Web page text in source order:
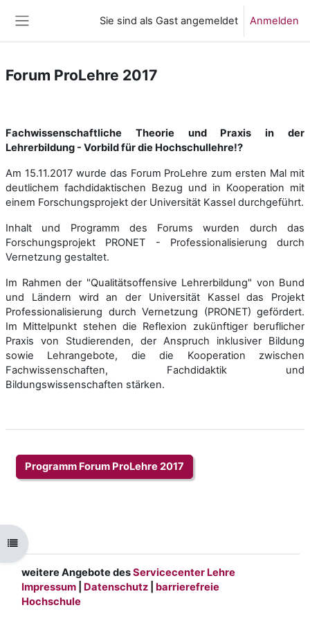
Sie sind als Gast angemeldet Anmelden
Kursindex öffnen
Forum ProLehre 2017
Fachwissenschaftliche Theorie und Praxis in der
Lehrerbildung - Vorbild für die Hochschullehre!?
Am 15.11.2017 wurde das Forum ProLehre zum ersten Mal mit
deutlichem fachdidaktischen Bezug und in Kooperation mit
einem Forschungsprojekt der Universität Kassel durchgeführt.
Inhalt und Programm des Forums wurden durch das
Forschungsprojekt PRONET - Professionalisierung durch
Vernetzung gestaltet.
Im Rahmen der "Qualitätsoffensive Lehrerbildung" von Bund
und Ländern wird an der Universität Kassel das Projekt
Professionalisierung durch Vernetzung (PRONET) gefördert.
Im Mittelpunkt stehen die Reflexion zukünftiger beruflicher
Praxis von Studierenden, der Anspruch inklusiver Bildung
sowie Lehrangebote, die die Kooperation zwischen
Fachwissenschaften, Fachdidaktik und
Bildungswissenschaften stärken.
Programm Forum ProLehre 2017
weitere Angebote desServicecenter Lehre
Impressum
Datenschutz
barrierefreie
Hochschule